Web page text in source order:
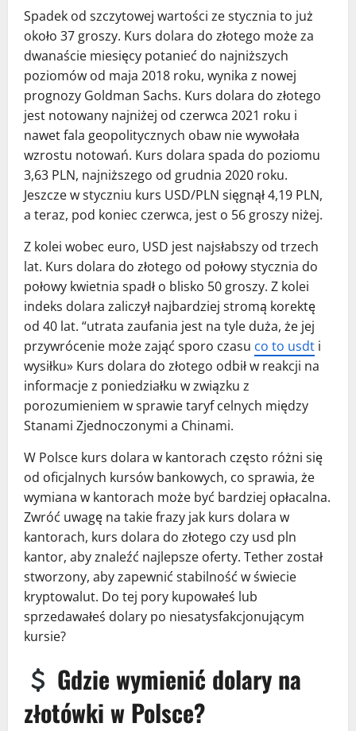
Spadek od szczytowej wartości ze stycznia to już
około 37 groszy. Kurs dolara do złotego może za
dwanaście miesięcy potanieć do najniższych
poziomów od maja 2018 roku, wynika z nowej
prognozy Goldman Sachs. Kurs dolara do złotego
jest notowany najniżej od czerwca 2021 roku i
nawet fala geopolitycznych obaw nie wywołała
wzrostu notowań. Kurs dolara spada do poziomu
3,63 PLN, najniższego od grudnia 2020 roku.
Jeszcze w styczniu kurs USD/PLN sięgnął 4,19 PLN,
a teraz, pod koniec czerwca, jest o 56 groszy niżej.
Z kolei wobec euro, USD jest najsłabszy od trzech
lat. Kurs dolara do złotego od połowy stycznia do
połowy kwietnia spadł o blisko 50 groszy. Z kolei
indeks dolara zaliczył najbardziej stromą korektę
od 40 lat. “utrata zaufania jest na tyle duża, że jej
przywrócenie może zająć sporo czasu co to usdt i
wysiłku» Kurs dolara do złotego odbił w reakcji na
informacje z poniedziałku w związku z
porozumieniem w sprawie taryf celnych między
Stanami Zjednoczonymi a Chinami.
W Polsce kurs dolara w kantorach często różni się
od oficjalnych kursów bankowych, co sprawia, że
wymiana w kantorach może być bardziej opłacalna.
Zwróć uwagę na takie frazy jak kurs dolara w
kantorach, kurs dolara do złotego czy usd pln
kantor, aby znaleźć najlepsze oferty. Tether został
stworzony, aby zapewnić stabilność w świecie
kryptowalut. Do tej pory kupowałeś lub
sprzedawałeś dolary po niesatysfakcjonującym
kursie?
Gdzie wymienić dolary na
złotówki w Polsce?